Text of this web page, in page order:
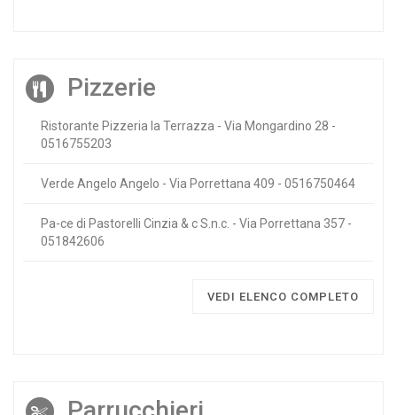
Pizzerie
Ristorante Pizzeria la Terrazza - Via Mongardino 28 -
0516755203
Verde Angelo Angelo - Via Porrettana 409 - 0516750464
Pa-ce di Pastorelli Cinzia & c S.n.c. - Via Porrettana 357 -
051842606
VEDI ELENCO COMPLETO